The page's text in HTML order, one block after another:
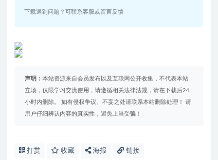
下载遇到问题？可联系客服或留言反馈
声明： 本站资源来自会员发布以及互联网公开收集，不代表本站
立场，仅限学习交流使用，请遵循相关法律法规，请在下载后24
小时内删除。 如有侵权争议、不妥之处请联系本站删除处理！ 请
用户仔细辨认内容的真实性，避免上当受骗！
打赏 收藏 海报 链接